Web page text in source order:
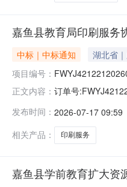
嘉鱼县教育局印刷服务
中标｜中标通知 湖北省
项目编号：
正文内容： 订单号
发布时间： 2026-07-17 09:59
相关产品：
印刷服务
嘉鱼县学前教育扩大资